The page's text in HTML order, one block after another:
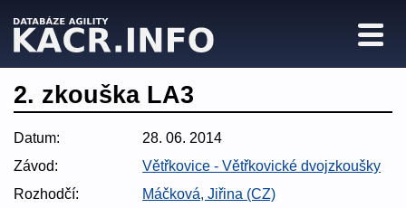
2. zkouška LA3
Datum:
28. 06. 2014
Závod:
Větřkovice - Větřkovické dvojzkoušky
Rozhodčí:
Máčková, Jiřina (CZ)